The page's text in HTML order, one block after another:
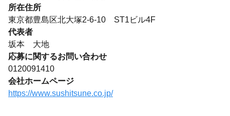
所在住所
東京都豊島区北大塚2-6-10 ST1ビル4F
代表者
坂本 大地
応募に関するお問い合わせ
0120091410
会社ホームページ
https://www.sushitsune.co.jp/